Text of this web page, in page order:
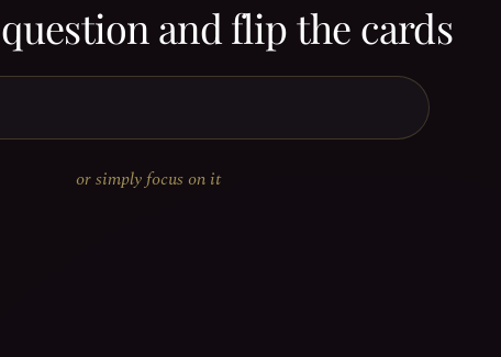
and flip the cards
or simply focus on it